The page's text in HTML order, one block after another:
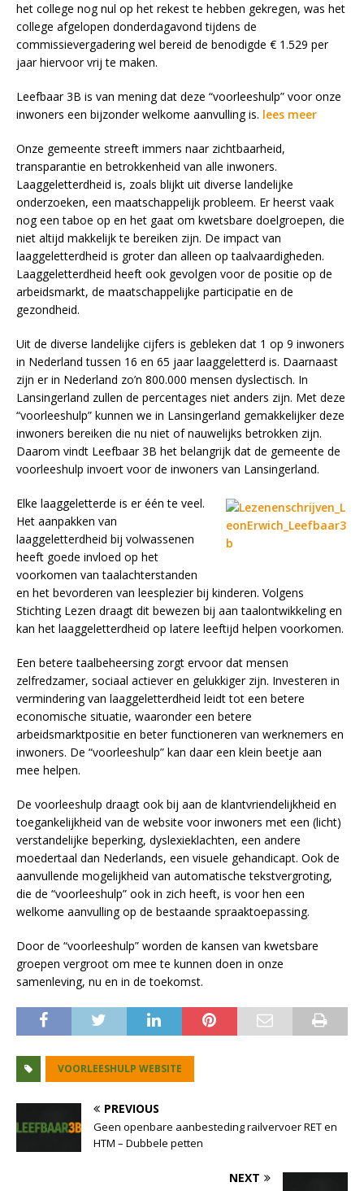
het college nog nul op het rekest te hebben gekregen, was het
college afgelopen donderdagavond tijdens de
commissievergadering wel bereid de benodigde € 1.529 per
jaar hiervoor vrij te maken.
Leefbaar 3B is van mening dat deze “voorleeshulp” voor onze
inwoners een bijzonder welkome aanvulling is. lees meer
Onze gemeente streeft immers naar zichtbaarheid,
transparantie en betrokkenheid van alle inwoners.
Laaggeletterdheid is, zoals blijkt uit diverse landelijke
onderzoeken, een maatschappelijk probleem. Er heerst vaak
nog een taboe op en het gaat om kwetsbare doelgroepen, die
niet altijd makkelijk te bereiken zijn. De impact van
laaggeletterdheid is groter dan alleen op taalvaardigheden.
Laaggeletterdheid heeft ook gevolgen voor de positie op de
arbeidsmarkt, de maatschappelijke participatie en de
gezondheid.
Uit de diverse landelijke cijfers is gebleken dat 1 op 9 inwoners
in Nederland tussen 16 en 65 jaar laaggeletterd is. Daarnaast
zijn er in Nederland zo’n 800.000 mensen dyslectisch. In
Lansingerland zullen de percentages niet anders zijn. Met deze
“voorleeshulp” kunnen we in Lansingerland gemakkelijker deze
inwoners bereiken die nu niet of nauwelijks betrokken zijn.
Daarom vindt Leefbaar 3B het belangrijk dat de gemeente de
voorleeshulp invoert voor de inwoners van Lansingerland.
Elke laaggeletterde is er één te veel.
Het aanpakken van
laaggeletterdheid bij volwassenen
heeft goede invloed op het
voorkomen van taalachterstanden
en het bevorderen van leesplezier bij kinderen. Volgens
Stichting Lezen draagt dit bewezen bij aan taalontwikkeling en
kan het laaggeletterdheid op latere leeftijd helpen voorkomen.
Een betere taalbeheersing zorgt ervoor dat mensen
zelfredzamer, sociaal actiever en gelukkiger zijn. Investeren in
vermindering van laaggeletterdheid leidt tot een betere
economische situatie, waaronder een betere
arbeidsmarktpositie en beter functioneren van werknemers en
inwoners. De “voorleeshulp” kan daar een klein beetje aan
mee helpen.
De voorleeshulp draagt ook bij aan de klantvriendelijkheid en
toegankelijkheid van de website voor inwoners met een (licht)
verstandelijke beperking, dyslexieklachten, een andere
moedertaal dan Nederlands, een visuele gehandicapt. Ook de
aanvullende mogelijkheid van automatische tekstvergroting,
die de “voorleeshulp” ook in zich heeft, is voor hen een
welkome aanvulling op de bestaande spraaktoepassing.
Door de “voorleeshulp” worden de kansen van kwetsbare
groepen vergroot om mee te kunnen doen in onze
samenleving, nu en in de toekomst.
VOORLEESHULP WEBSITE
PREVIOUS
Geen openbare aanbesteding railvervoer RET en
HTM – Dubbele petten
NEXT